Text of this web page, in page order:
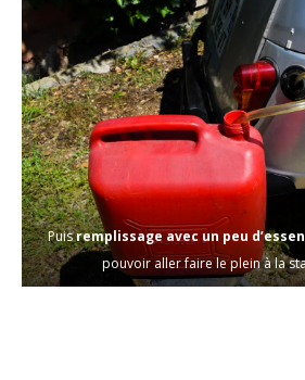
Puisremplissage avec un peu
pouvoir aller faire le plein à la